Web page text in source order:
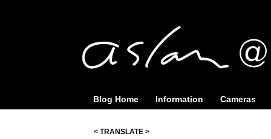
Blog Home Information Cameras
< TRANSLATE >